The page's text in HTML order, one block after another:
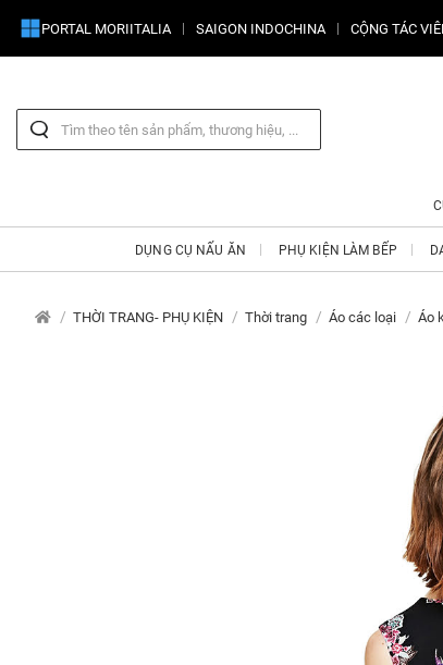
PORTAL MORIITALIA SAIGON INDOCHINA CỘNG TÁC
DỤNG CỤ NẤU ĂN PHỤ KIỆN LÀM BẾP
THỜI TRANG- PHỤ KIỆN Thời trang Áo các loại Áo